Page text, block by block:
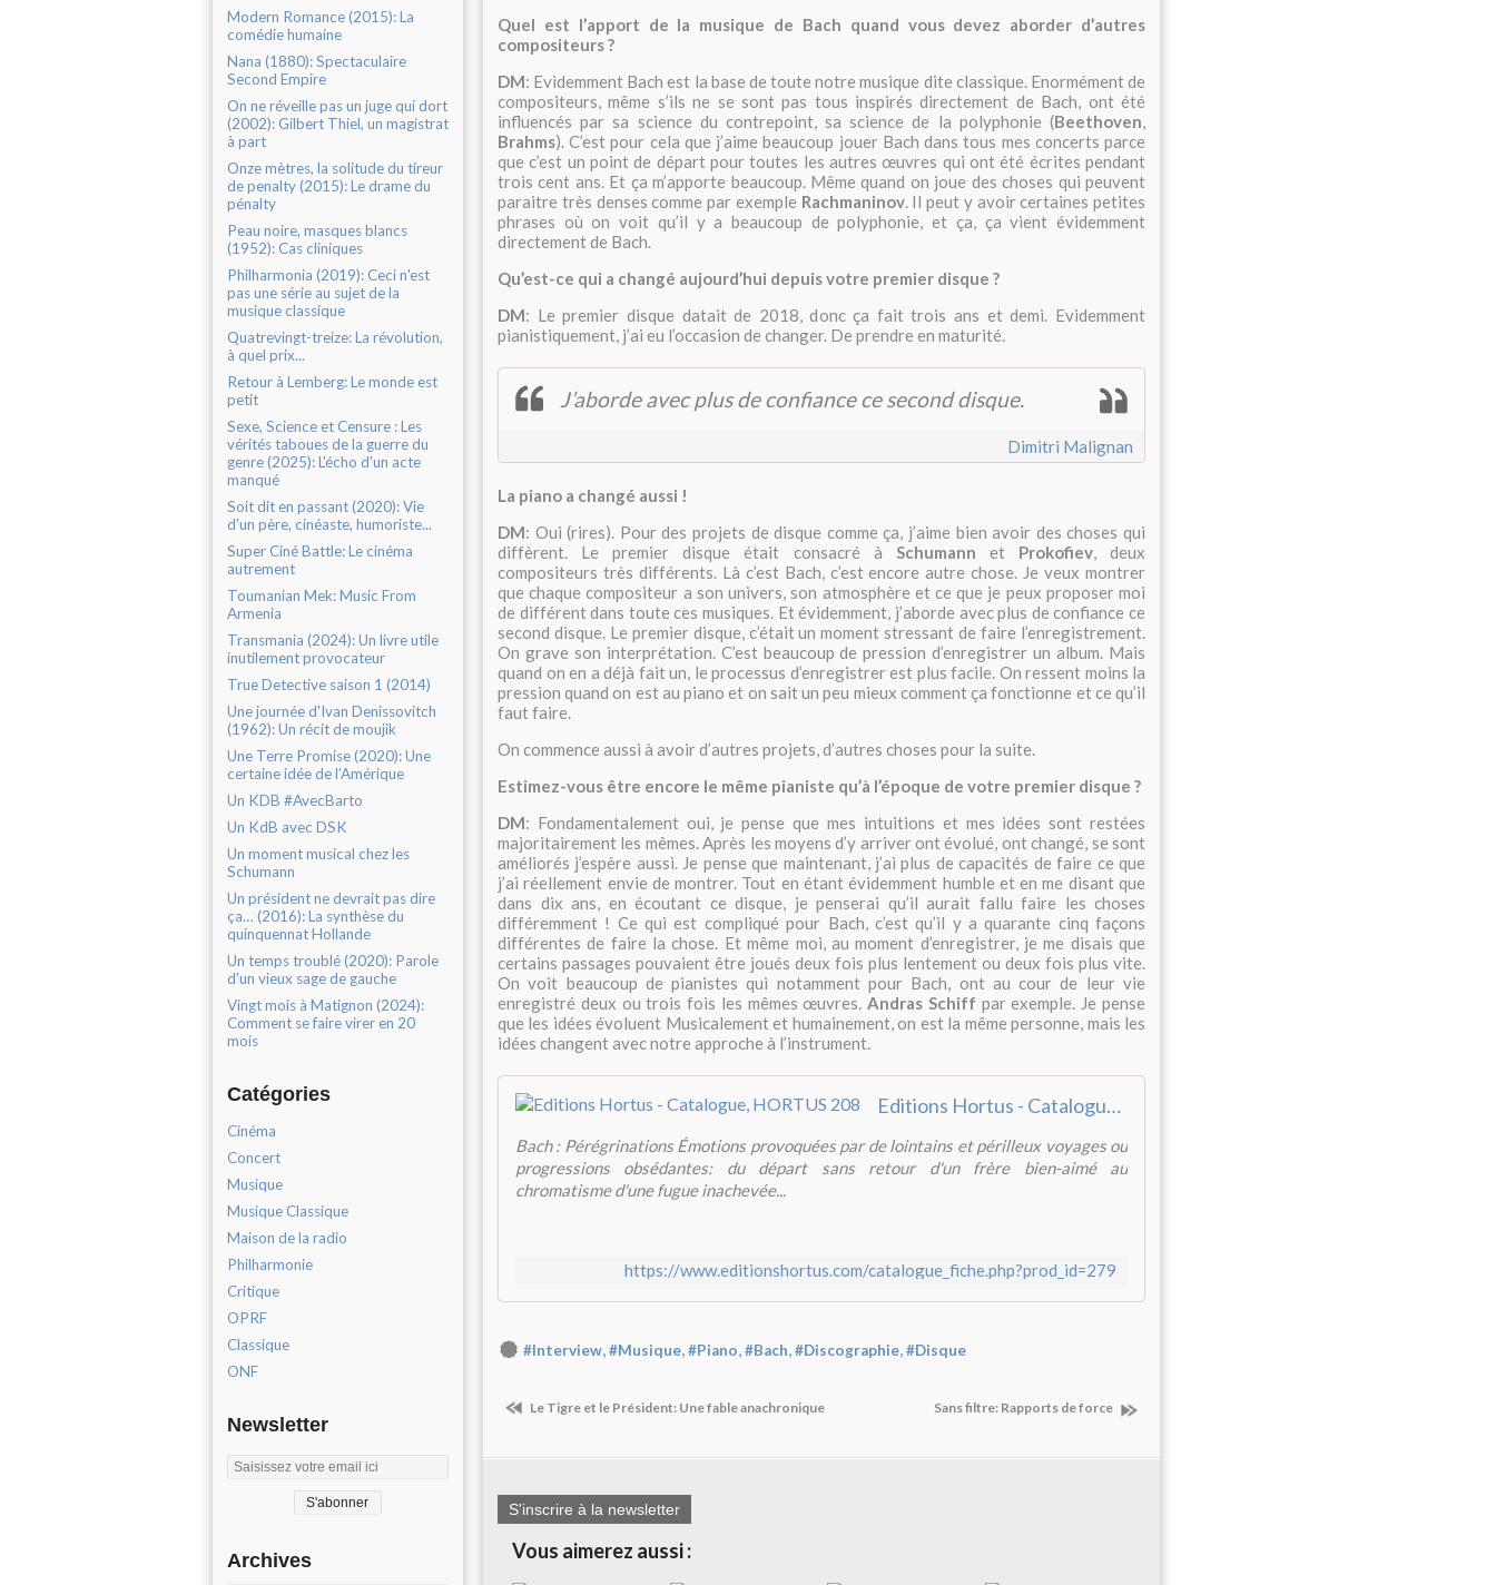
Modern Romance (2015): La
comédie humaine
Nana (1880): Spectaculaire
Second Empire
On ne réveille pas un juge qui dort
(2002): Gilbert Thiel, un magistrat
à part
Onze mètres, la solitude du tireur
de penalty (2015): Le drame du
pénalty
Peau noire, masques blancs
(1952): Cas cliniques
Philharmonia (2019): Ceci n'est
pas une série au sujet de la
musique classique
Quatrevingt-treize: La révolution,
à quel prix...
Retour à Lemberg: Le monde est
petit
Sexe, Science et Censure : Les
vérités taboues de la guerre du
genre (2025): L'écho d'un acte
manqué
Soit dit en passant (2020): Vie
d'un père, cinéaste, humoriste...
Super Ciné Battle: Le cinéma
autrement
Toumanian Mek: Music From
Armenia
Transmania (2024): Un livre utile
inutilement provocateur
True Detective saison 1 (2014)
Une journée d'Ivan Denissovitch
(1962): Un récit de moujik
Une Terre Promise (2020): Une
certaine idée de l’Amérique
Un KDB #AvecBarto
Un KdB avec DSK
Un moment musical chez les
Schumann
Un président ne devrait pas dire
ça… (2016): La synthèse du
quinquennat Hollande
Un temps troublé (2020): Parole
d'un vieux sage de gauche
Vingt mois à Matignon (2024):
Comment se faire virer en 20
mois
Catégories
Cinéma
Concert
Musique
Musique Classique
Maison de la radio
Philharmonie
Critique
OPRF
Classique
ONF
Newsletter
Archives
Quel est l’apport de la musique de Bach quand vous devez aborder d’autres
compositeurs ?
DM: Evidemment Bach est la base de toute notre musique dite classique. Enormément de
compositeurs, même s’ils ne se sont pas tous inspirés directement de Bach, ont été
influencés par sa science du contrepoint, sa science de la polyphonie (Beethoven,
Brahms). C’est pour cela que j’aime beaucoup jouer Bach dans tous mes concerts parce
que c’est un point de départ pour toutes les autres œuvres qui ont été écrites pendant
trois cent ans. Et ça m’apporte beaucoup. Même quand on joue des choses qui peuvent
paraitre très denses comme par exemple Rachmaninov. Il peut y avoir certaines petites
phrases où on voit qu’il y a beaucoup de polyphonie, et ça, ça vient évidemment
directement de Bach.
Qu’est-ce qui a changé aujourd’hui depuis votre premier disque ?
DM: Le premier disque datait de 2018, donc ça fait trois ans et demi. Evidemment
pianistiquement, j’ai eu l’occasion de changer. De prendre en maturité.
J’aborde avec plus de confiance ce second disque.
Dimitri Malignan
La piano a changé aussi !
DM: Oui (rires). Pour des projets de disque comme ça, j’aime bien avoir des choses qui
diffèrent. Le premier disque était consacré à Schumann et Prokofiev, deux
compositeurs très différents. Là c’est Bach, c’est encore autre chose. Je veux montrer
que chaque compositeur a son univers, son atmosphère et ce que je peux proposer moi
de différent dans toute ces musiques. Et évidemment, j’aborde avec plus de confiance ce
second disque. Le premier disque, c’était un moment stressant de faire l’enregistrement.
On grave son interprétation. C’est beaucoup de pression d’enregistrer un album. Mais
quand on en a déjà fait un, le processus d’enregistrer est plus facile. On ressent moins la
pression quand on est au piano et on sait un peu mieux comment ça fonctionne et ce qu’il
faut faire.
On commence aussi à avoir d’autres projets, d’autres choses pour la suite.
Estimez-vous être encore le même pianiste qu’à l’époque de votre premier disque ?
DM: Fondamentalement oui, je pense que mes intuitions et mes idées sont restées
majoritairement les mêmes. Après les moyens d’y arriver ont évolué, ont changé, se sont
améliorés j’espère aussi. Je pense que maintenant, j’ai plus de capacités de faire ce que
j’ai réellement envie de montrer. Tout en étant évidemment humble et en me disant que
dans dix ans, en écoutant ce disque, je penserai qu’il aurait fallu faire les choses
différemment ! Ce qui est compliqué pour Bach, c’est qu’il y a quarante cinq façons
différentes de faire la chose. Et même moi, au moment d’enregistrer, je me disais que
certains passages pouvaient être joués deux fois plus lentement ou deux fois plus vite.
On voit beaucoup de pianistes qui notamment pour Bach, ont au cour de leur vie
enregistré deux ou trois fois les mêmes œuvres.Andras Schiff par exemple. Je pense
que les idées évoluent Musicalement et humainement, on est la même personne, mais les
idées changent avec notre approche à l’instrument.
Editions Hortus - Catalogue, HORTUS 208
Bach : Pérégrinations Émotions provoquées par de lointains et périlleux voyages ou
progressions obsédantes: du départ sans retour d'un frère bien-aimé au
chromatisme d'une fugue inachevée...
https://www.editionshortus.com/catalogue_fiche.php?prod_id=279
#Interview,#Musique,#Piano,#Bach,#Discographie,#Disque
Le Tigre et le Président: Une fable anachronique Sans filtre: Rapports de force
S'inscrire à la newsletter
Vous aimerez aussi :